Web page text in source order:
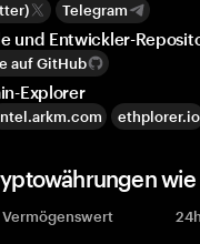
Telegram
und Entwickler-
auf GitHub
Explorer
ethplorer.io
wie
Vermögenswert